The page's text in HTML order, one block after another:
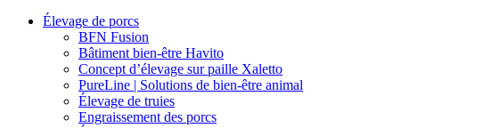
Élevage de porcs
BFN Fusion
Bâtiment bien-être Havito
Concept d’élevage sur paille Xaletto
PureLine | Solutions de bien-être animal
Élevage de truies
Engraissement des porcs